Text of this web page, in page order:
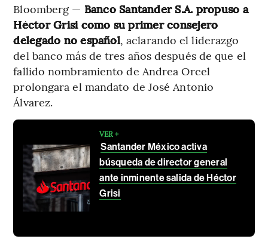
Bloomberg — Banco Santander S.A. propuso a
Héctor Grisi como su primer consejero
delegado no español, aclarando el liderazgo
del banco más de tres años después de que el
fallido nombramiento de Andrea Orcel
prolongara el mandato de José Antonio
Álvarez.
VER +
Santander México activa
búsqueda de director general
ante inminente salida de Héctor
Grisi